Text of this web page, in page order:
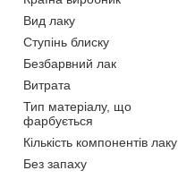
Вид лаку
Ступінь блиску
Безбарвний лак
Витрата
Тип матеріалу, що
фарбується
Кількість компонентів лаку
Без запаху